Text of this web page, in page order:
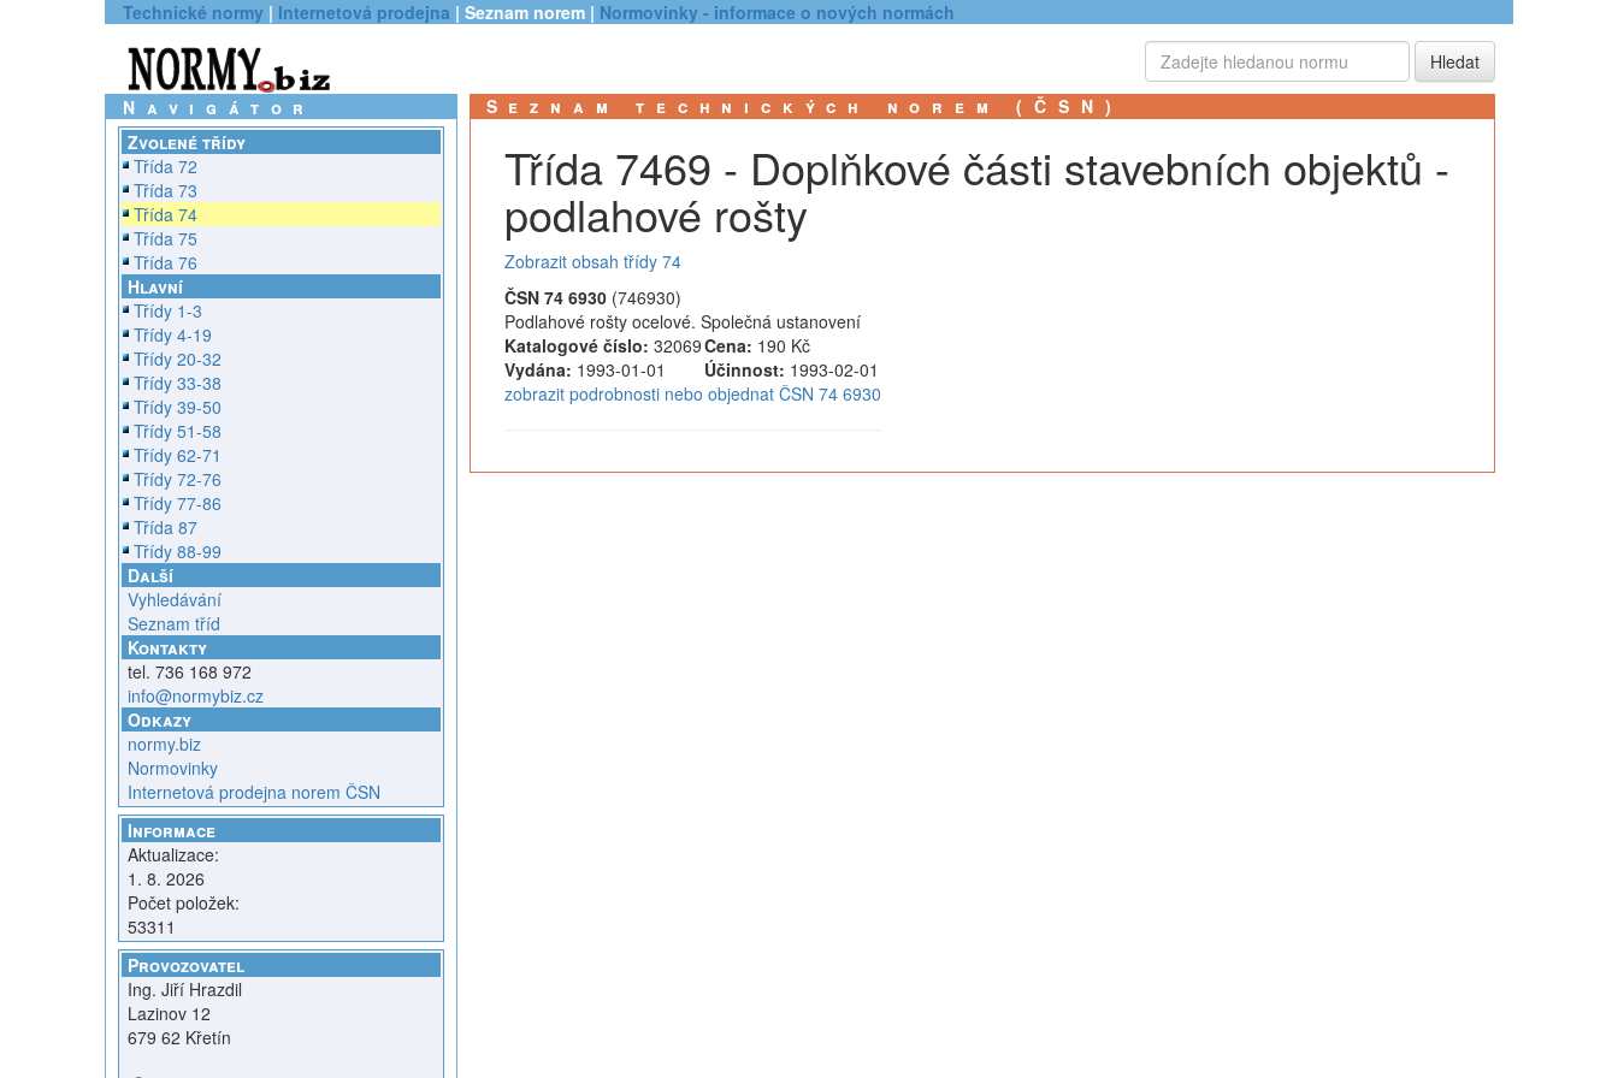
Technické normy | Internetová prodejna | Seznam norem | Normovinky - informace o nových normách
Navigátor
Zvolené třídy
Třída 72
Třída 73
Třída 74
Třída 75
Třída 76
Hlavní
Třídy 1-3
Třídy 4-19
Třídy 20-32
Třídy 33-38
Třídy 39-50
Třídy 51-58
Třídy 62-71
Třídy 72-76
Třídy 77-86
Třída 87
Třídy 88-99
Další
Vyhledávání
Seznam tříd
Kontakty
tel. 736 168 972
info@normybiz.cz
Odkazy
normy.biz
Normovinky
Internetová prodejna norem ČSN
Informace
Aktualizace:
1. 8. 2026
Počet položek:
53311
Provozovatel
Ing. Jiří Hrazdil
Lazinov 12
679 62 Křetín
Seznam technických norem (ČSN)
Třída 7469 - Doplňkové části stavebních objektů -
podlahové rošty
Zobrazit obsah třídy 74
ČSN 74 6930(746930)
Podlahové rošty ocelové. Společná ustanovení
Katalogové číslo: 32069Cena: 190 Kč
Vydána: 1993-01-01 Účinnost: 1993-02-01
zobrazit podrobnosti nebo objednat ČSN 74 6930